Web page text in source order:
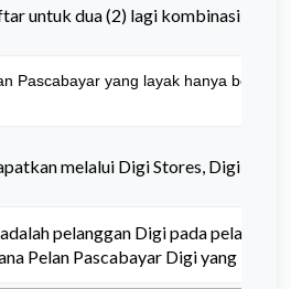
untuk dua (2) lagi kombinasi
Pascabayar yang layak hanya boleh
melalui Digi Stores, Digi Store
pelanggan Digi pada pelan
Pelan Pascabayar Digi yang baru